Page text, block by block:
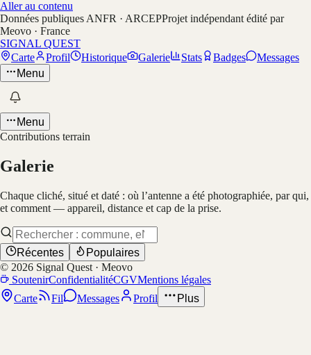
Aller au contenu
Données publiques ANFR · ARCEPProjet indépendant édité par
Meovo · France
SIGNAL QUEST
Carte
Profil Historique Galerie Stats Badges
Messages
Menu
Menu
Contributions terrain
Galerie
Chaque cliché, situé et daté : où l’antenne a été photographiée, par qui,
et comment — appareil, distance et cap de la prise.
Récentes
Populaires
© 2026 Signal Quest · Meovo
SoutenirConfidentialitéCGVMentions légales
Carte
Fil Messages Profil Plus